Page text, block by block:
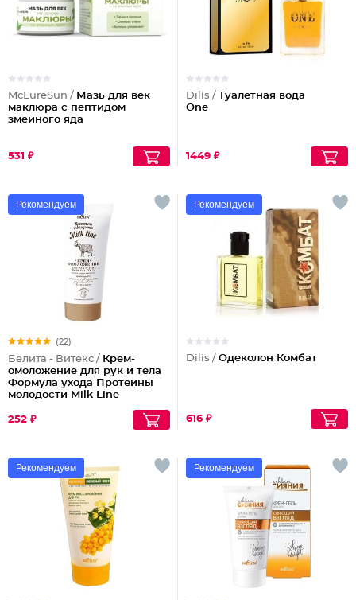
McLureSun / Мазь для век
маклюра с пептидом
змеиного яда
531 ₽
Dilis / Туалетная вода
One
1449 ₽
Рекомендуем
(22)
Белита - Витекс / Крем-
омоложение для рук и тела
Формула ухода Протеины
молодости Milk Line
252 ₽
Рекомендуем
Dilis / Одеколон Комбат
616 ₽
Рекомендуем Рекомендуем